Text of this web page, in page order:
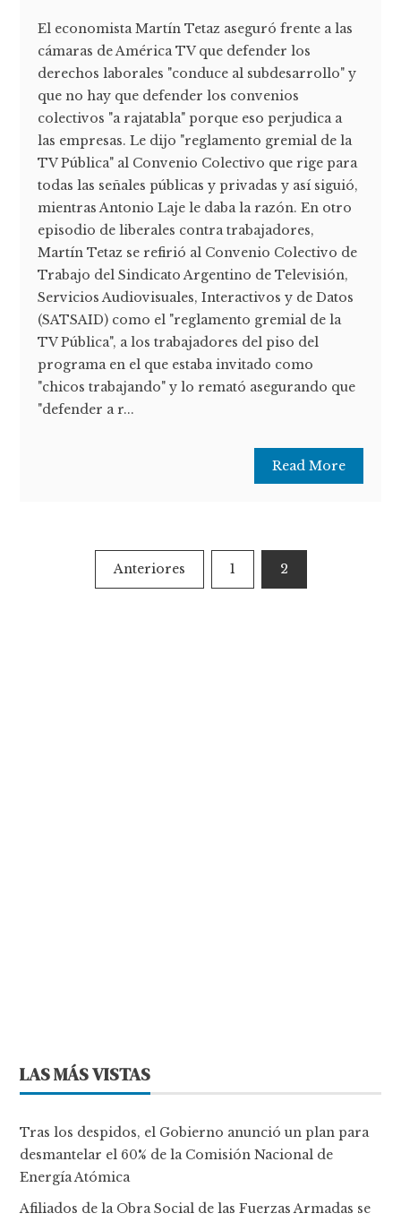
El economista Martín Tetaz aseguró frente a las
cámaras de América TV que defender los
derechos laborales "conduce al subdesarrollo" y
que no hay que defender los convenios
colectivos "a rajatabla" porque eso perjudica a
las empresas. Le dijo "reglamento gremial de la
TV Pública" al Convenio Colectivo que rige para
todas las señales públicas y privadas y así siguió,
mientras Antonio Laje le daba la razón. En otro
episodio de liberales contra trabajadores,
Martín Tetaz se refirió al Convenio Colectivo de
Trabajo del Sindicato Argentino de Televisión,
Servicios Audiovisuales, Interactivos y de Datos
(SATSAID) como el "reglamento gremial de la
TV Pública", a los trabajadores del piso del
programa en el que estaba invitado como
"chicos trabajando" y lo remató asegurando que
"defender a r...
Read More
Paginación
Anteriores 1 2
LAS MÁS VISTAS
Tras los despidos, el Gobierno anunció un plan para
desmantelar el 60% de la Comisión Nacional de
Energía Atómica
Afiliados de la Obra Social de las Fuerzas Armadas se